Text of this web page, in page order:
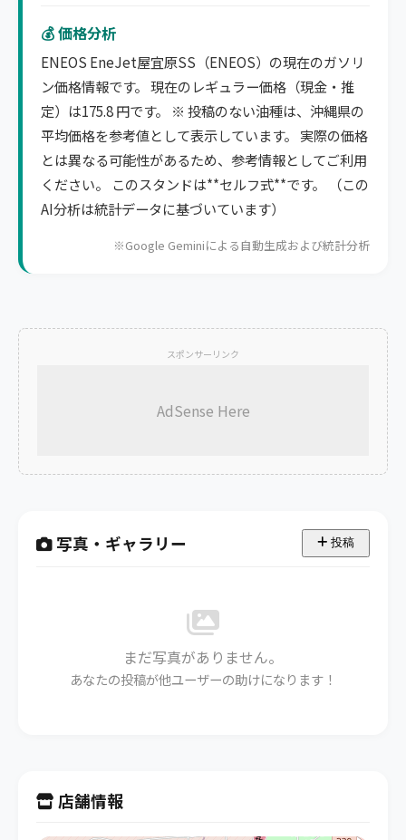
💰 価格分析
ENEOS EneJet屋宜原SS（ENEOS）の現在のガソリ
ン価格情報です。 現在のレギュラー価格（現金・推
定）は175.8 円です。 ※ 投稿のない油種は、沖縄県の
平均価格を参考値として表示しています。 実際の価格
とは異なる可能性があるため、参考情報としてご利用
ください。 このスタンドは**セルフ式**です。 （この
AI分析は統計データに基づいています）
※Google Geminiによる自動生成および統計分析
スポンサーリンク
AdSense Here
写真・ギャラリー 投稿
まだ写真がありません。
あなたの投稿が他ユーザーの助けになります！
店舗情報